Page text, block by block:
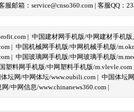
邮箱：service@cnso360.com | 客服QQ：
| 中国建材网手机版/中网建材手机版
| 中国机械网手机版/中网机械手机版/
| 中国玻璃网手机版/中网玻璃手机版/
塑料网手机版/中网塑料手机版/m.vlevle.com
坛网/中网体坛/www.oubili.com | 中国体坛
/中网信息/www.chinanews360.com |